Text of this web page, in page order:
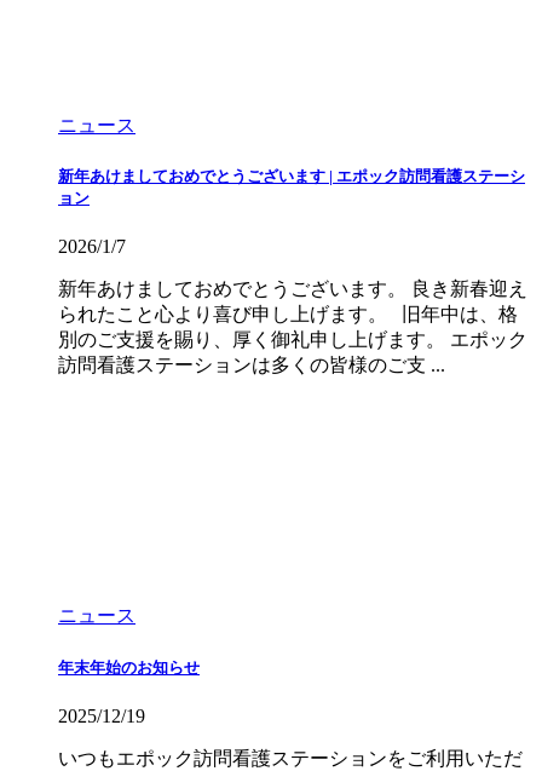
ニュース
新年あけましておめでとうございます | エポック訪問看護ステーシ
ョン
2026/1/7
新年あけましておめでとうございます。 良き新春迎え
られたこと心より喜び申し上げます。 旧年中は、格
別のご支援を賜り、厚く御礼申し上げます。 エポック
訪問看護ステーションは多くの皆様のご支 ...
ニュース
年末年始のお知らせ
2025/12/19
いつもエポック訪問看護ステーションをご利用いただ